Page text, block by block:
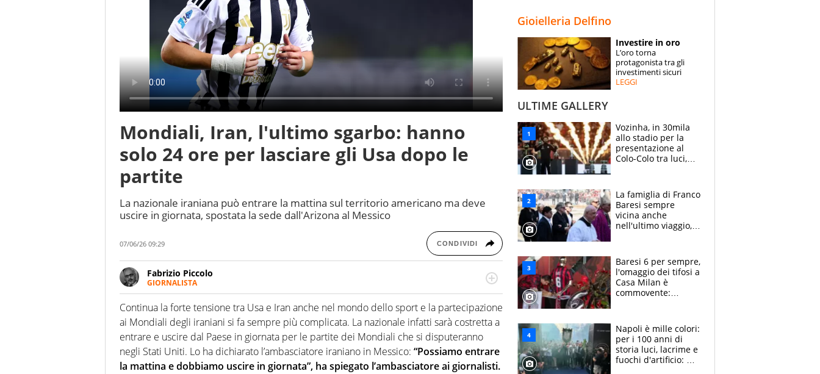
ESPERTI
CONTATTI
Mondiali, Iran, l'ultimo sgarbo: hanno
solo 24 ore per lasciare gli Usa dopo le
partite
La nazionale iraniana può entrare la mattina sul territorio americano ma deve
uscire in giornata, spostata la sede dall'Arizona al Messico
07/06/26 09:29 CONDIVIDI
Fabrizio Piccolo
GIORNALISTA
Nella sua carriera ha seguito numerose manifestazioni sportive e collaborato con
agenzie e testate. Esperienza, competenza, conoscenza e memoria storica. Si occupa
prevalentemente di calcio
Continua la forte tensione tra Usa e Iran anche nel mondo dello sport e la partecipazione
ai Mondiali degli iraniani si fa sempre più complicata. La nazionale infatti sarà costretta a
entrare e uscire dal Paese in giornata per le partite dei Mondiali che si disputeranno
negli Stati Uniti. Lo ha dichiarato l’ambasciatore iraniano in Messico: “Possiamo entrare
la mattina e dobbiamo uscire in giornata”, ha spiegato l’ambasciatore ai giornalisti.
Gioielleria Delfino
Investire in oro
L’oro torna
protagonista tra gli
investimenti sicuri
LEGGI
ULTIME GALLERY
Vozinha, in 30mila
allo stadio per la
presentazione al
Colo-Colo tra luci,
La famiglia di Franco
Baresi sempre
vicina anche
nell'ultimo viaggio,
circondati
dall'affetto dei tifosi
Baresi 6 per sempre,
l'omaggio dei tifosi a
Casa Milan è
commovente:
bigliettini
Napoli è mille colori:
per i 100 anni di
storia luci, lacrime e
fuochi d'artificio: De